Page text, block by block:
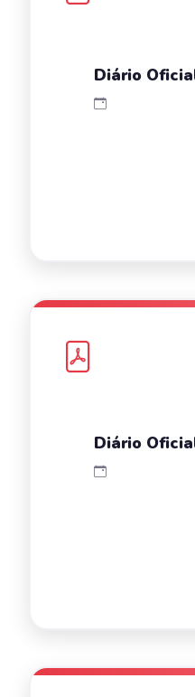
Diário
Diário